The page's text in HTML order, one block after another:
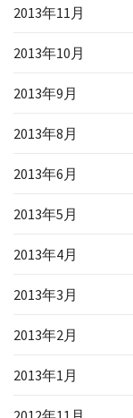
2013年11月
2013年10月
2013年9月
2013年8月
2013年6月
2013年5月
2013年4月
2013年3月
2013年2月
2013年1月